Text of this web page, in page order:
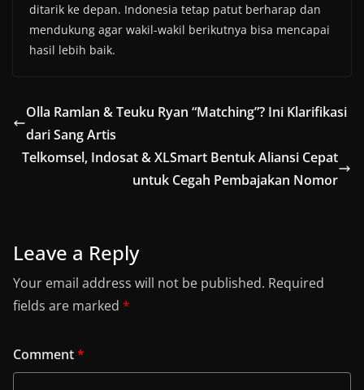
ditarik ke depan. Indonesia tetap patut berharap dan
mendukung agar wakil-wakil berikutnya bisa mencapai
hasil lebih baik.
Olla Ramlan & Teuku Ryan “Matching”? Ini Klarifikasi
dari Sang Artis
Telkomsel, Indosat & XLSmart Bentuk Aliansi Cepat
untuk Cegah Pembajakan Nomor
Leave a Reply
Your email address will not be published. Required
fields are marked *
Comment*